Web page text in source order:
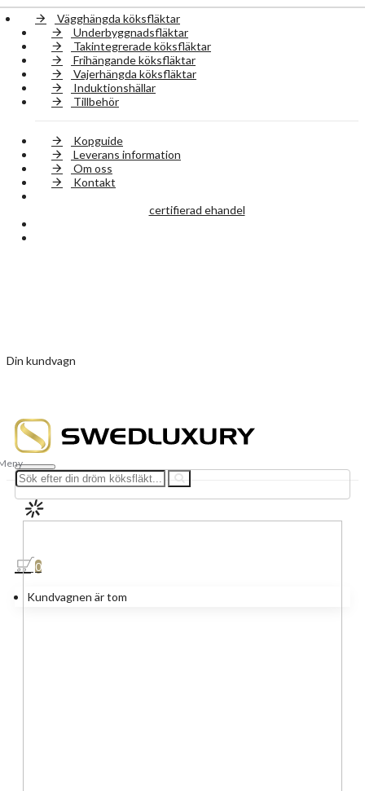
Vägghängda köksfläktar
Underbyggnadsfläktar
Takintegrerade köksfläktar
Frihängande köksfläktar
Vajerhängda köksfläktar
Induktionshällar
Tillbehör
Kopguide
Leverans information
Om oss
Kontakt
certifierad ehandel
Din kundvagn
0
Kundvagnen är tom